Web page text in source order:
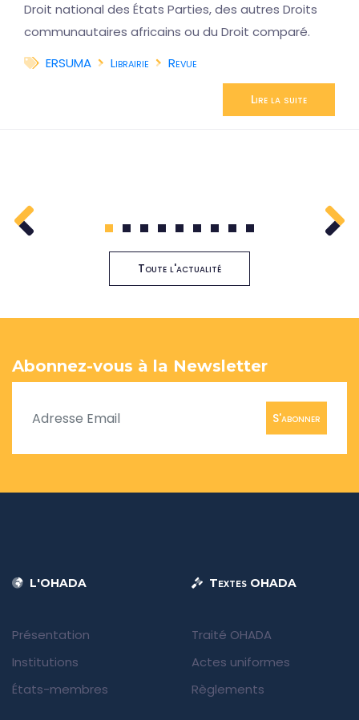
Droit national des États Parties, des autres Droits
communautaires africains ou du Droit comparé.
ERSUMA
Librairie Revue
Lire la suite
1 2 3 4 5 6 7 8 9
Toute l'actualité
Abonnez-vous à la Newsletter
S'abonner
L'OHADA
Présentation
Institutions
États-membres
Textes OHADA
Traité OHADA
Actes uniformes
Règlements